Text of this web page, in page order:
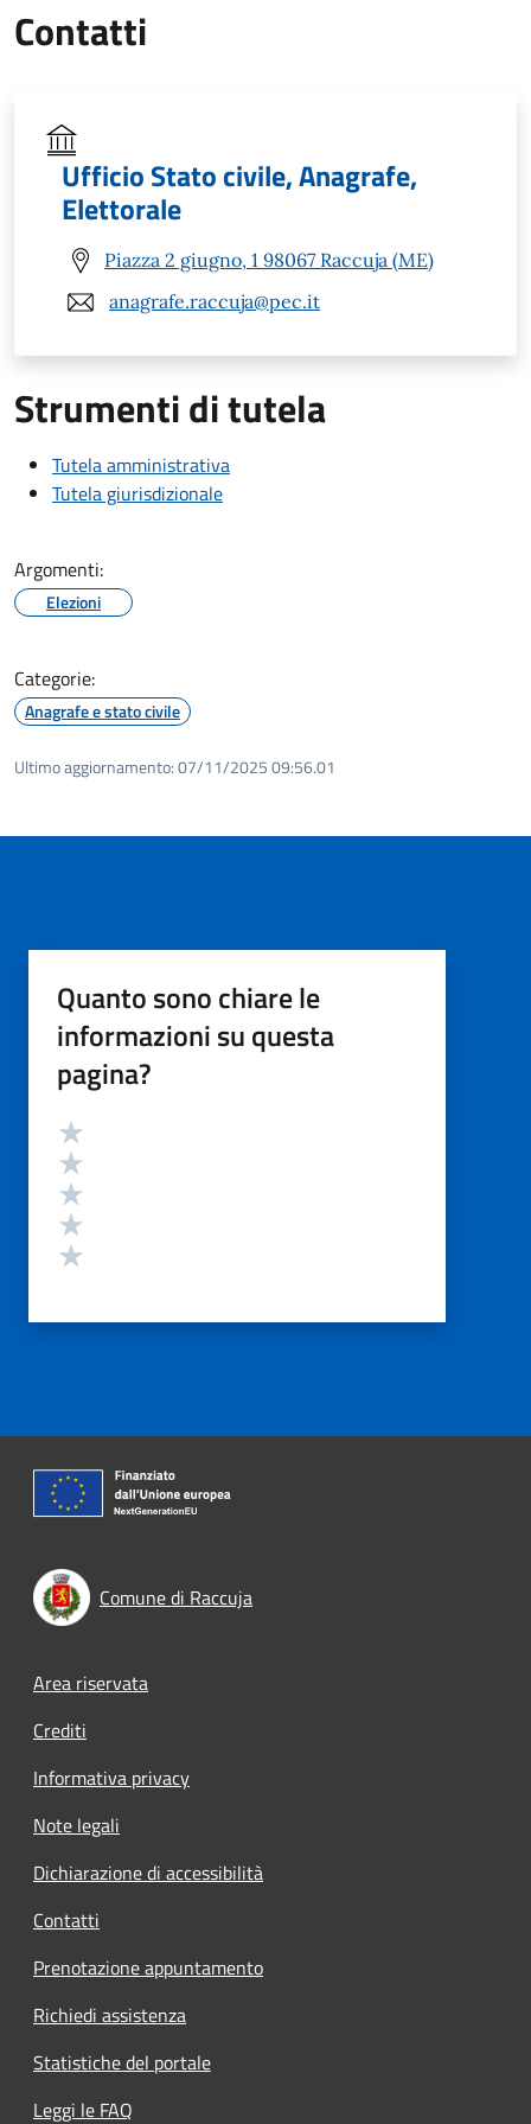
Contatti
Ufficio Stato civile, Anagrafe,
Elettorale
Piazza 2 giugno, 1 98067 Raccuja (ME)
anagrafe.raccuja@pec.it
Strumenti di tutela
Tutela amministrativa
Tutela giurisdizionale
Argomenti:
Elezioni
Categorie:
Anagrafe e stato civile
Ultimo aggiornamento:07/11/2025 09:56.01
Quanto sono chiare le
informazioni su questa
pagina?
Valutazione
Comune di Raccuja
Footer menu
Area riservata
Crediti
Informativa privacy
Note legali
Dichiarazione di accessibilità
Contatti
Prenotazione appuntamento
Richiedi assistenza
Statistiche del portale
Leggi le FAQ